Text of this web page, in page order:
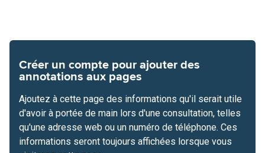
Créer un compte pour ajouter des
annotations aux pages
Ajoutez à cette page des informations qu'il serait utile
d'avoir à portée de main lors d'une consultation, telles
qu'une adresse web ou un numéro de téléphone. Ces
informations seront toujours affichées lorsque vous